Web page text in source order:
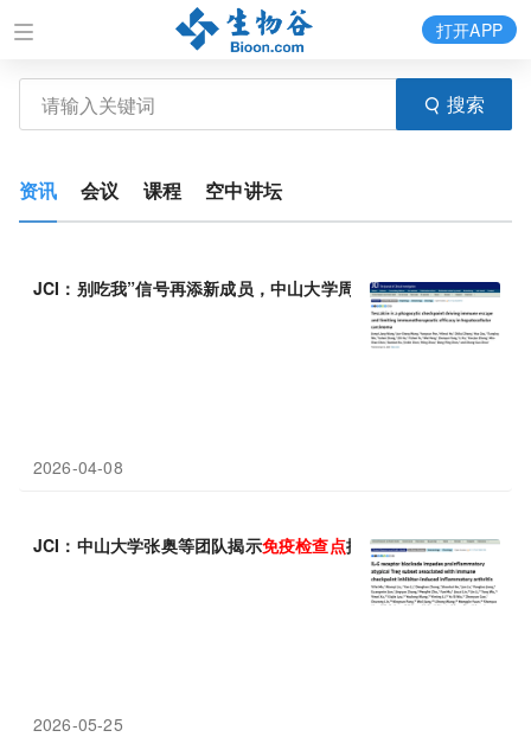
搜索
打开APP
资讯 会议 课程 空中讲坛
JCI：别吃我”信号再添新成员，中山大学周仲国等报告肝癌免疫
2026-04-08
JCI：中山大学张奥等团队揭示免疫检查点抑制剂相关关节炎的致
2026-05-25